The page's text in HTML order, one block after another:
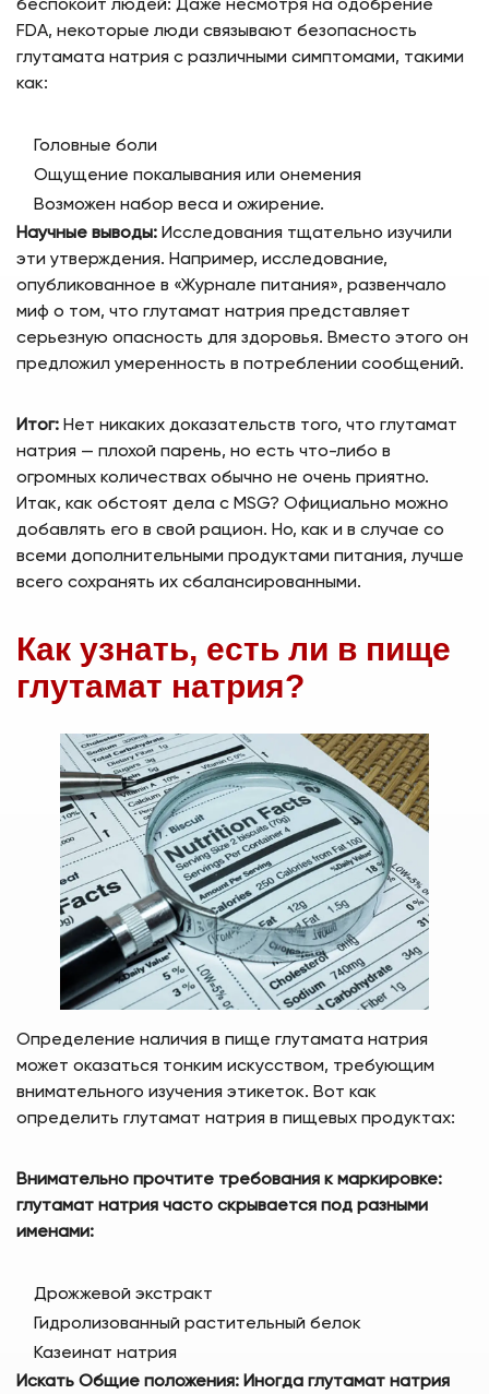
беспокоит людей: Даже несмотря на одобрение
FDA, некоторые люди связывают безопасность
глутамата натрия с различными симптомами, такими
как:
Головные боли
Ощущение покалывания или онемения
Возможен набор веса и ожирение.
Научные выводы: Исследования тщательно изучили
эти утверждения. Например, исследование,
опубликованное в «Журнале питания», развенчало
миф о том, что глутамат натрия представляет
серьезную опасность для здоровья. Вместо этого он
предложил умеренность в потреблении сообщений.
Итог: Нет никаких доказательств того, что глутамат
натрия — плохой парень, но есть что-либо в
огромных количествах обычно не очень приятно.
Итак, как обстоят дела с MSG? Официально можно
добавлять его в свой рацион. Но, как и в случае со
всеми дополнительными продуктами питания, лучше
всего сохранять их сбалансированными.
Как узнать, есть ли в пище
глутамат натрия?
Определение наличия в пище глутамата натрия
может оказаться тонким искусством, требующим
внимательного изучения этикеток. Вот как
определить глутамат натрия в пищевых продуктах:
Внимательно прочтите требования к маркировке:
глутамат натрия часто скрывается под разными
именами:
Дрожжевой экстракт
Гидролизованный растительный белок
Казеинат натрия
Искать Общие положения: Иногда глутамат натрия